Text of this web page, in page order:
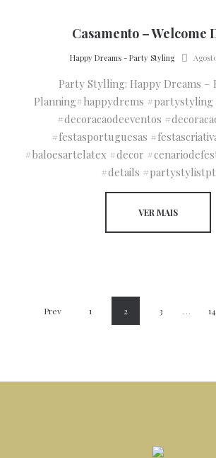
Casamento – Welcome
by
Happy Dreams - Party Styling
Party Stylling: Happy Dreams –
Planning#happydrems
#decoracaodeeventos
#festasportuguesas
#baloesartelatex #decor
#details #partystylistpt
VER MAIS
Prev 1 2 3 … 14